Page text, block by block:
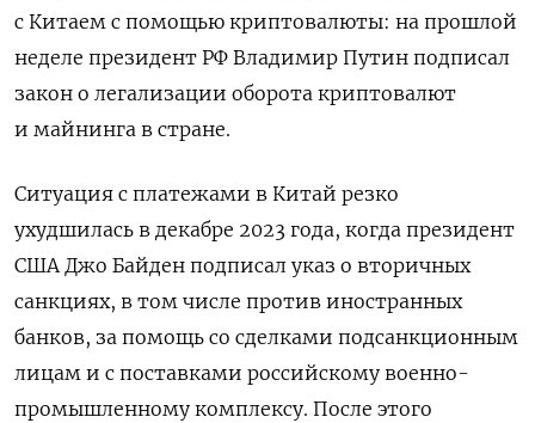
с Китаем с помощью криптовалюты: на прошлой
неделе президент РФ Владимир Путин подписал
закон о легализации оборота криптовалют
и майнинга в стране.
Ситуация с платежами в Китай резко
ухудшилась в декабре 2023 года, когда президент
США Джо Байден подписал указ о вторичных
санкциях, в том числе против иностранных
банков, за помощь со сделками подсанкционным
лицам и с поставками российскому военно-
промышленному комплексу. После этого